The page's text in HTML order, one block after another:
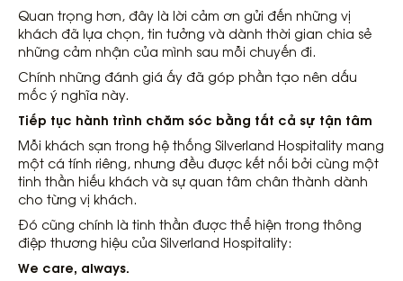
Quan trọng hơn, đây là lời cảm ơn gửi đến những vị
khách đã lựa chọn, tin tưởng và dành thời gian chia sẻ
những cảm nhận của mình sau mỗi chuyến đi.
Chính những đánh giá ấy đã góp phần tạo nên dấu
mốc ý nghĩa này.
Tiếp tục hành trình chăm sóc bằng tất cả sự tận tâm
Mỗi khách sạn trong hệ thống Silverland Hospitality mang
một cá tính riêng, nhưng đều được kết nối bởi cùng một
tinh thần hiếu khách và sự quan tâm chân thành dành
cho từng vị khách.
Đó cũng chính là tinh thần được thể hiện trong thông
điệp thương hiệu của Silverland Hospitality:
We care, always.